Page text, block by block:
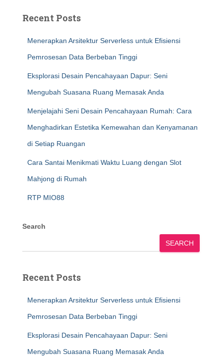
Recent Posts
Menerapkan Arsitektur Serverless untuk Efisiensi
Pemrosesan Data Berbeban Tinggi
Eksplorasi Desain Pencahayaan Dapur: Seni
Mengubah Suasana Ruang Memasak Anda
Menjelajahi Seni Desain Pencahayaan Rumah: Cara
Menghadirkan Estetika Kemewahan dan Kenyamanan
di Setiap Ruangan
Cara Santai Menikmati Waktu Luang dengan Slot
Mahjong di Rumah
RTP MIO88
Search
SEARCH
Recent Posts
Menerapkan Arsitektur Serverless untuk Efisiensi
Pemrosesan Data Berbeban Tinggi
Eksplorasi Desain Pencahayaan Dapur: Seni
Mengubah Suasana Ruang Memasak Anda